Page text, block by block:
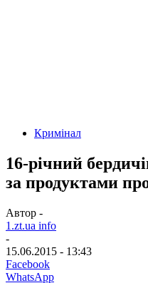
Кримінал
16-річний
за продуктами
Автор -
1.zt.ua info
-
15.06.2015 - 13:43
Facebook
WhatsApp